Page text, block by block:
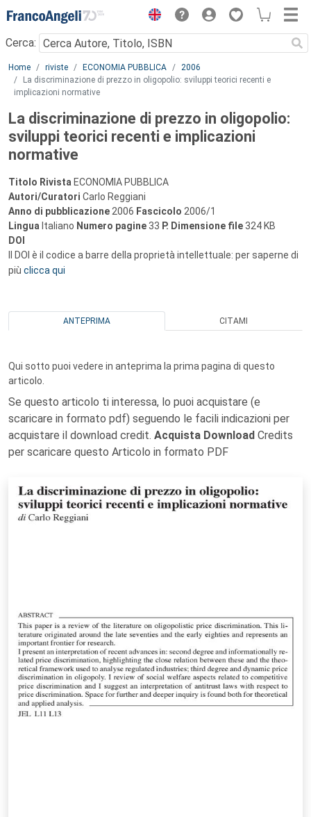
Menu
Cerca:
Main content
Home riviste ECONOMIA PUBBLICA
2006
La discriminazione di prezzo in oligopolio: sviluppi teorici recenti e
implicazioni normative
La discriminazione di prezzo in oligopolio:
sviluppi teorici recenti e implicazioni
normative
Titolo Rivista ECONOMIA PUBBLICA
Autori/Curatori Carlo Reggiani
Anno di pubblicazione 2006 Fascicolo 2006/1
Lingua Italiano Numero pagine 33 P. Dimensione file 324 KB
DOI
Il DOI è il codice a barre della proprietà intellettuale: per saperne di
più clicca qui
ANTEPRIMA CITAMI
Qui sotto puoi vedere in anteprima la prima pagina di questo
articolo.
Se questo articolo ti interessa, lo puoi acquistare (e
scaricare in formato pdf) seguendo le facili indicazioni per
acquistare il download credit. Acquista Download Credits
per scaricare questo Articolo in formato PDF